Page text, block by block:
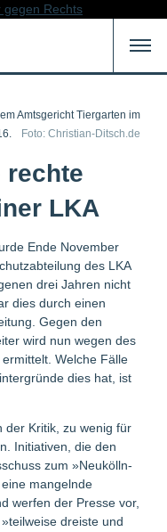
Amtsgericht Tiergarten im
Foto: Christian-Ditsch.de
rechte
LKA
Ende November
des LKA
drei Jahren nicht
dies durch einen
Gegen den
wird nun wegen des
Welche Fälle
dies hat, ist
der Kritik, zu wenig für
Initiativen, die den
zum »Neukölln-
mangelnde
werfen der Presse vor,
dreiste und